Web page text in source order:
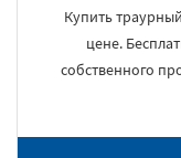
Купить
цене.
собственного